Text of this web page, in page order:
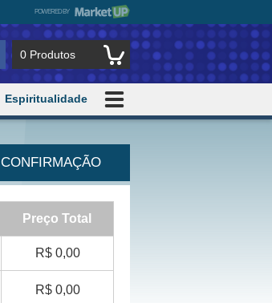
POWERED BY
Centro de Cursos de Capacitação da
0 Produtos
Espiritualidade
CONFIRMAÇÃO
Preço Total
R$ 0,00
R$ 0,00